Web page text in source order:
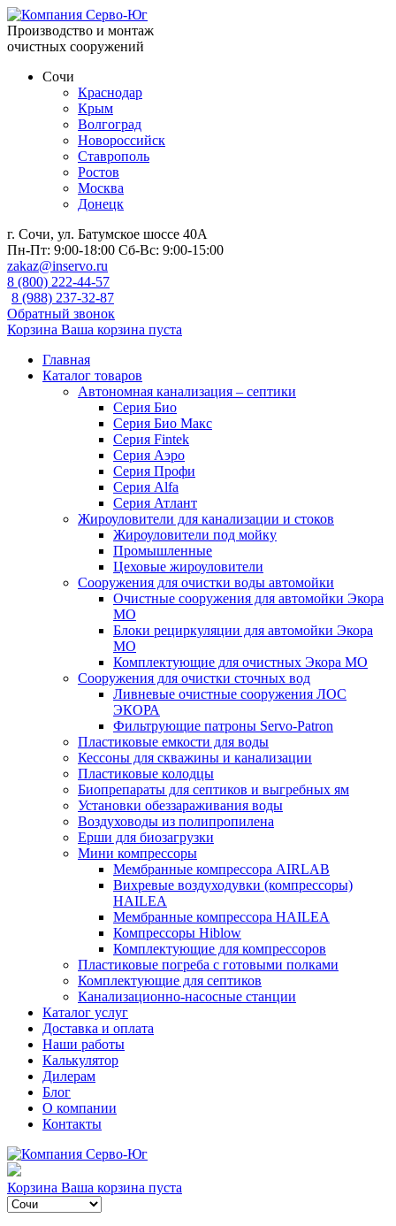
Производство и монтаж
очистных сооружений
Сочи
Краснодар
Крым
Волгоград
Новороссийск
Ставрополь
Ростов
Москва
Донецк
г. Сочи, ул. Батумское шоссе 40А
Пн-Пт: 9:00-18:00 Сб-Вс: 9:00-15:00
zakaz@inservo.ru
8 (800) 222-44-57
8 (988) 237-32-87
Обратный звонок
Корзина Ваша корзина пуста
Главная
Каталог товаров
Автономная канализация – септики
Серия Био
Серия Био Макс
Серия Fintek
Серия Аэро
Серия Профи
Серия Alfa
Серия Атлант
Жироуловители для канализации и стоков
Жироуловители под мойку
Промышленные
Цеховые жироуловители
Сооружения для очистки воды автомойки
Очистные сооружения для автомойки Экора
МО
Блоки рециркуляции для автомойки Экора
МО
Комплектующие для очистных Экора МО
Сооружения для очистки сточных вод
Ливневые очистные сооружения ЛОС
ЭКОРА
Фильтрующие патроны Servo-Patron
Пластиковые емкости для воды
Кессоны для скважины и канализации
Пластиковые колодцы
Биопрепараты для септиков и выгребных ям
Установки обеззараживания воды
Воздуховоды из полипропилена
Ерши для биозагрузки
Мини компрессоры
Мембранные компрессора AIRLAB
Вихревые воздуходувки (компрессоры)
HAILEA
Мембранные компрессора HAILEA
Компрессоры Hiblow
Комплектующие для компрессоров
Пластиковые погреба с готовыми полками
Комплектующие для септиков
Канализационно-насосные станции
Каталог услуг
Доставка и оплата
Наши работы
Калькулятор
Дилерам
Блог
О компании
Контакты
Корзина Ваша корзина пуста